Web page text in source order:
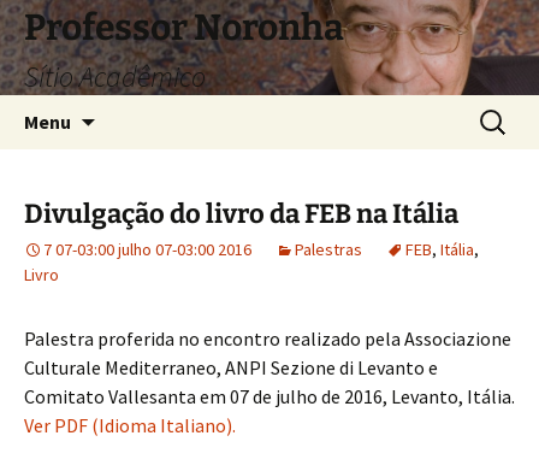
Pular
para
o
conteúdo
Professor Noronha
Sítio Acadêmico
Menu
por:
Divulgação do livro da FEB na Itália
7 07-03:00 julho 07-03:00 2016 Palestras FEB, Itália,
Livro
Palestra proferida no encontro realizado pela Associazione
Culturale Mediterraneo, ANPI Sezione di Levanto e
Comitato Vallesanta em 07 de julho de 2016, Levanto, Itália.
Ver PDF (Idioma Italiano).